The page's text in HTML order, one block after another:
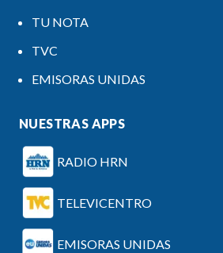
TU NOTA
TVC
EMISORAS UNIDAS
NUESTRAS APPS
RADIO HRN
TELEVICENTRO
EMISORAS UNIDAS